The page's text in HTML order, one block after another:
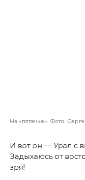
На «пятачке». Фото:
И вот он — Урал с
Задыхаюсь от
зря!